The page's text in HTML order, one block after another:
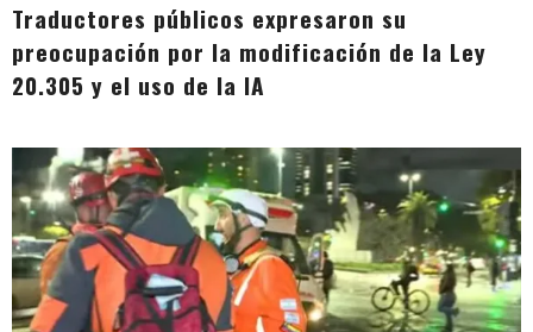
Traductores públicos expresaron su
preocupación por la modificación de la Ley
20.305 y el uso de la IA